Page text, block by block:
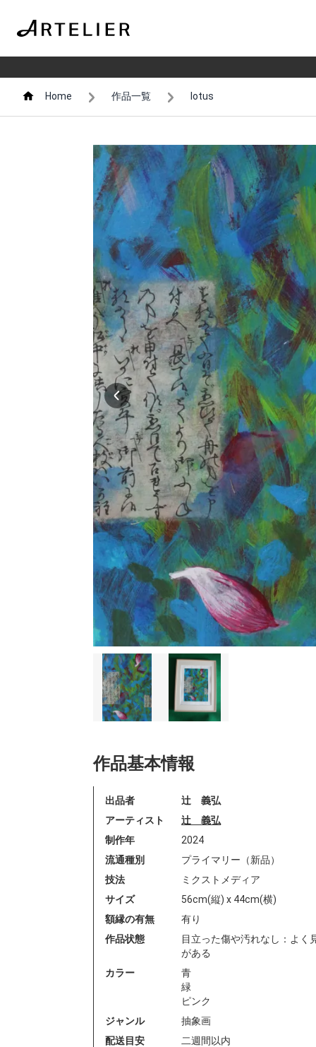
Home 作品一覧 lotus
作品基本情報
出品者
辻 義弘
アーティスト
辻 義弘
制作年
2024
流通種別
プライマリー（新品）
技法
ミクストメディア
サイズ
56cm(縦) x 44cm(横)
額縁の有無
有り
作品状態
目立った傷や汚れなし：よく
がある
カラー
青
緑
ピンク
ジャンル
抽象画
配送目安
二週間以内